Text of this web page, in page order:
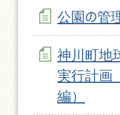
公園の管
神川町地
実行計画
編）